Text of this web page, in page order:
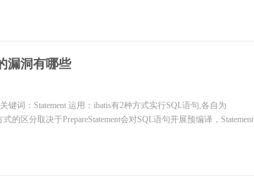
漏洞有哪些
键词：Statement 运用：ibatis有2种方式实行SQL语句,各自为
式的区分取决于PrepareStatement会对SQL语句开展预编译，Statement